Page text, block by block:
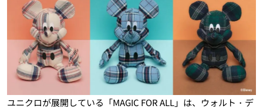
ユニクロが展開している「MAGIC FOR ALL」は、ウォルト・デ